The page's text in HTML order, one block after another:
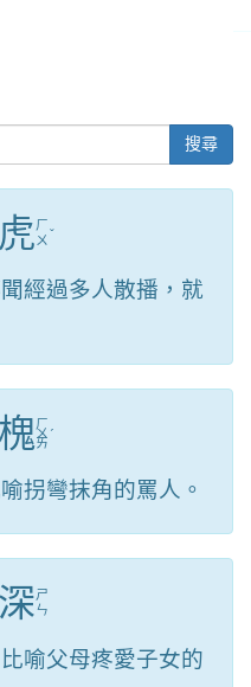
搜尋
虎ㄏ
ㄨ ˇ
經過多人散播，就
槐ㄏ
ㄨ
ㄞ
ˊ
拐彎抹角的罵人。
深ㄕ
ㄣ
喻父母疼愛子女的